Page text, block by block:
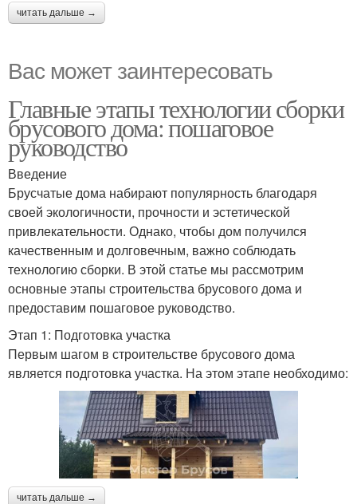
читать дальше →
Вас может заинтересовать
Главные этапы технологии сборки
брусового дома: пошаговое
руководство
Введение
Брусчатые дома набирают популярность благодаря
своей экологичности, прочности и эстетической
привлекательности. Однако, чтобы дом получился
качественным и долговечным, важно соблюдать
технологию сборки. В этой статье мы рассмотрим
основные этапы строительства брусового дома и
предоставим пошаговое руководство.
Этап 1: Подготовка участка
Первым шагом в строительстве брусового дома
является подготовка участка. На этом этапе необходимо:
читать дальше →